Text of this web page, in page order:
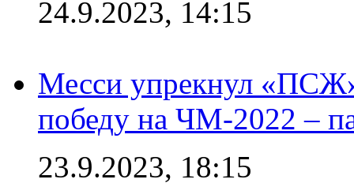
24.9.2023, 14:15
Месси упрекнул «ПСЖ»
победу на ЧМ-2022 –
23.9.2023, 18:15